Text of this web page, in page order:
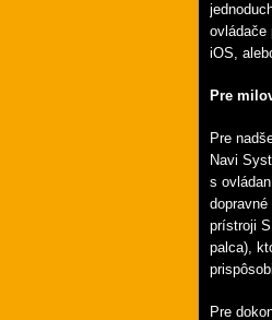
ovládače
iOS,
Pre
Pre
Navi
s
prístroji
palca),
Pre